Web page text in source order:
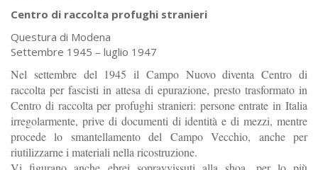
Centro di raccolta profughi stranieri
Questura di Modena
Settembre 1945 – luglio 1947
Nel settembre del 1945 il Campo Nuovo diventa Centro di
raccolta per fascisti in attesa di epurazione, presto trasformato in
Centro di raccolta per profughi stranieri: persone entrate in Italia
irregolarmente, prive di documenti di identità e di mezzi, mentre
procede lo smantellamento del Campo Vecchio, anche per
riutilizzarne i materiali nella ricostruzione.